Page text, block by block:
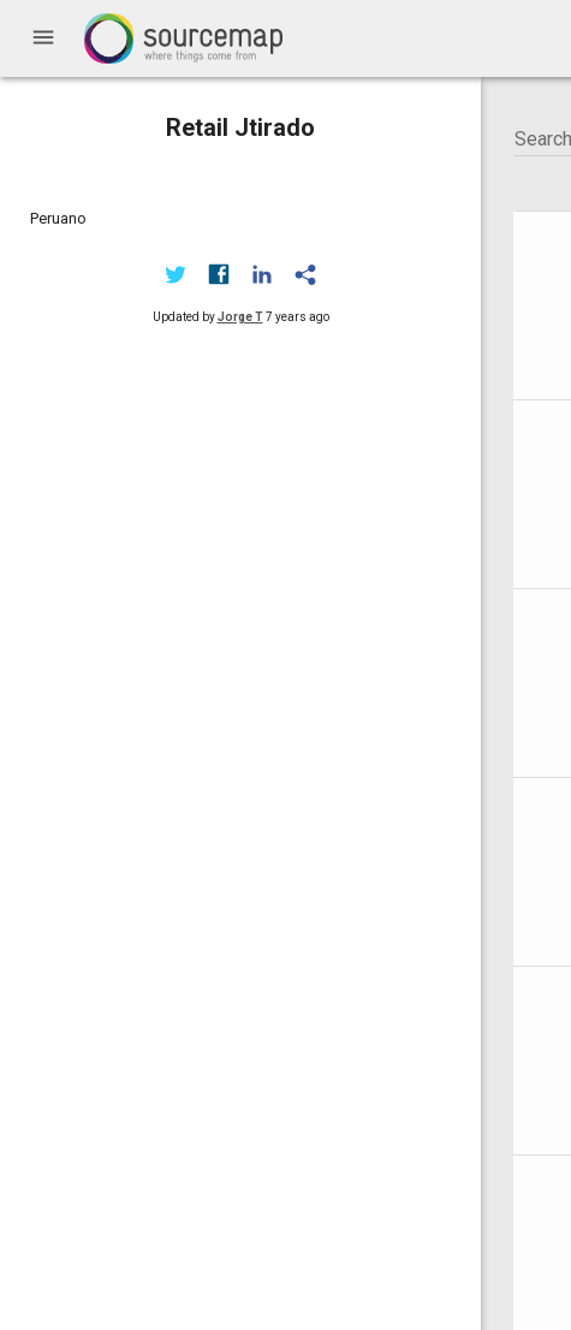
menu
Retail Jtirado
Peruano
Updated byJorge T 7 years ago